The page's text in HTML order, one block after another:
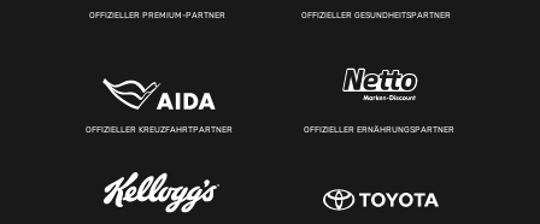
OFFIZIELLER PREMIUM-PARTNER OFFIZIELLER GESUNDHEITSPARTNER
OFFIZIELLER KREUZFAHRTPARTNER OFFIZIELLER ERNÄHRUNGSPARTNER